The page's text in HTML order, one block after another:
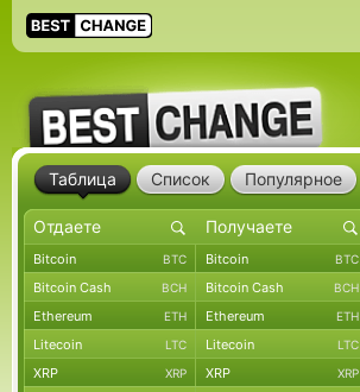
Таблица Список Популярное
Bitcoin BTC Bitcoin BTC
Bitcoin Cash BCH Bitcoin Cash BCH
Ethereum ETH Ethereum ETH
Litecoin LTC Litecoin LTC
XRP XRP XRP XRP